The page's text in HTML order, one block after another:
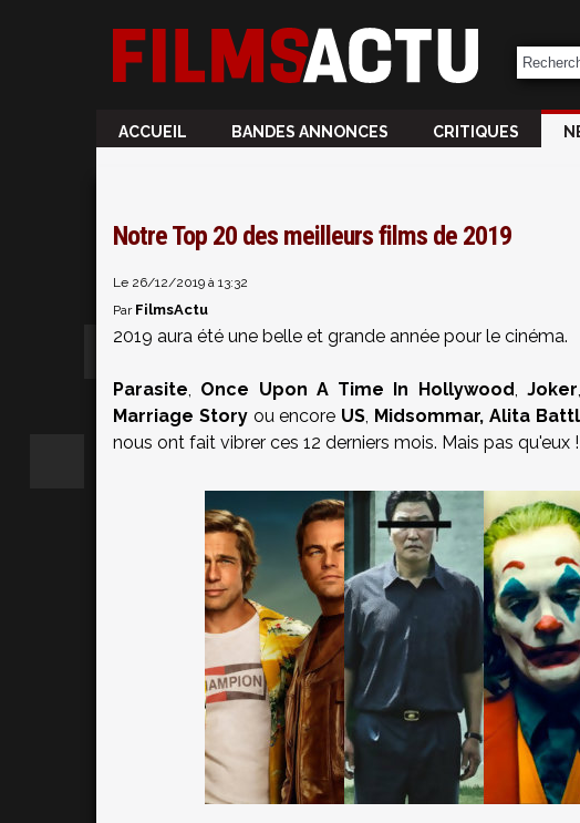
ACCUEIL BANDES ANNONCES CRITIQUES
Notre Top 20 des meilleurs films de 2019
Le 26/12/2019 à 13:32
Par FilmsActu
2019 aura été une belle et grande année pour le cinéma.
Parasite, Once Upon A Time In Hollywood, Joker,
Marriage Storyou encore US, Midsommar, Alita
nous ont fait vibrer ces 12 derniers mois. Mais pas qu'eux !